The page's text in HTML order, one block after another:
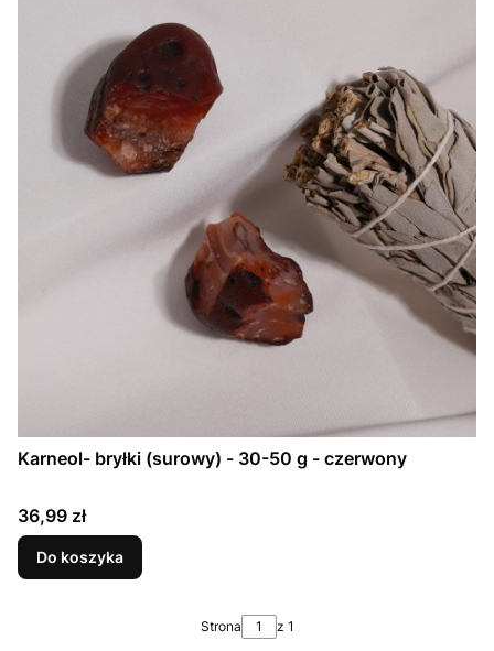
Karneol- bryłki (surowy) - 30-50 g - czerwony
Cena
36,99 zł
Do koszyka
Strona z 1